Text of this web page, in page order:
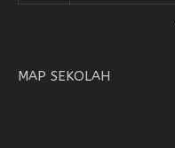
MAP SEKOLAH